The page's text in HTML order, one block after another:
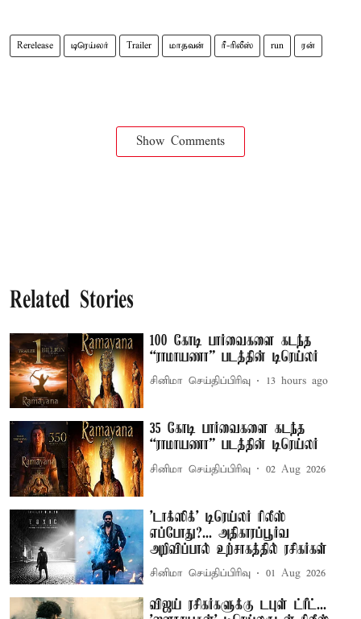
Rerelease டிரெய்லர் Trailer மாதவன் ரீ-ரிலீஸ் run ரன்
Show Comments
Related Stories
100 கோடி பார்வைகளை கடந்த
“ராமாயணா” படத்தின் டிரெய்லர்
சினிமா செய்திப்பிரிவு 13 hours ago
35 கோடி பார்வைகளை கடந்த
“ராமாயணா” படத்தின் டிரெய்லர்
சினிமா செய்திப்பிரிவு 02 Aug 2026
'டாக்ஸிக்' டிரெய்லர் ரிலீஸ்
எப்போது?... அதிகாரப்பூர்வ
அறிவிப்பால் உற்சாகத்தில் ரசிகர்கள்
சினிமா செய்திப்பிரிவு 01 Aug 2026
விஜய் ரசிகர்களுக்கு டபுள் ட்ரீட்...